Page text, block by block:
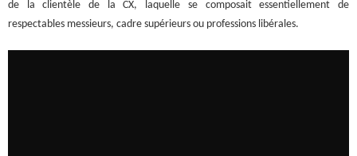
de la clientèle de la CX, laquelle se composait essentiellement de
respectables messieurs, cadre supérieurs ou professions libérales.